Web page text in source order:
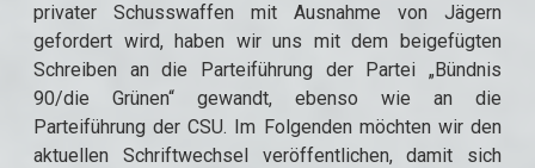
privater Schusswaffen mit Ausnahme von Jägern
gefordert wird, haben wir uns mit dem beigefügten
Schreiben an die Parteiführung der Partei „Bündnis
90/die Grünen“ gewandt, ebenso wie an die
Parteiführung der CSU. Im Folgenden möchten wir den
aktuellen Schriftwechsel veröffentlichen, damit sich